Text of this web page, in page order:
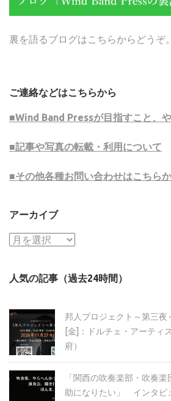
裏を語るブログはこちらからどうぞ。
ご連絡などはこちらから
■Wind Band Pressが目指すこと、
■記事や写真の転載・利用について
■その他各種お問い合わせはこちら
アーカイブ
ア
イ
人気の記事（過去24時間）
邦人プロジェクト～第三夜
[金]：ドルチェ・アーティ
府）
「関西の吹奏楽部・吹奏
助になりたい」 インタビ